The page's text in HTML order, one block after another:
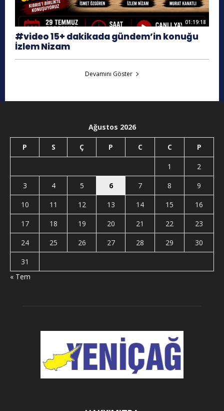
01:19:18
#video 15+ dakikada gündem’in konuğu
İzlem Nizam
Devamını Göster
Ağustos 2026
P S Ç P C C P
1
2
3
4 5 6 7 8
9
10
11 12 13 14 15
16
17
18 19 20 21 22
23
24
25 26 27 28 29
30
31
« Tem